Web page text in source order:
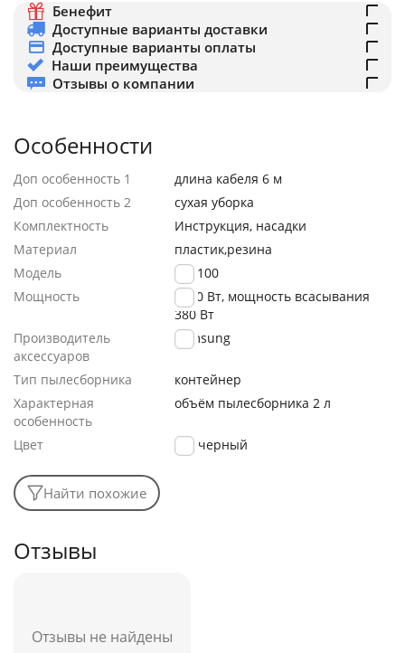
Бенефит
Доступные варианты доставки
Доступные варианты оплаты
Наши преимущества
Отзывы о компании
Особенности
Доп особенность 1
длина кабеля 6 м
Доп особенность 2
сухая уборка
Комплектность
Инструкция, насадки
Материал
пластик,резина
Модель
VC3100
Мощность
1800 Вт, мощность всасывания
380 Вт
Производитель
аксессуаров
Samsung
Тип пылесборника
контейнер
Характерная
особенность
объём пылесборника 2 л
Цвет черный
Найти похожие
Отзывы
Отзывы не найдены